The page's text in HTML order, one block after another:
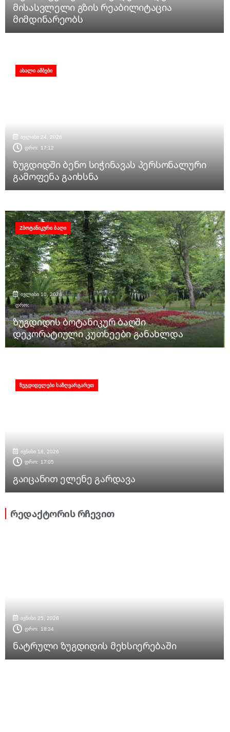
მისასვლელი გზის რეაბილიტაცია
მიმდინარეობს
ᲐᲮᲐᲚᲘ ᲐᲛᲑᲔᲑᲘ
ივლისი 24, 2026
დრო:
17:12
ზუგდიდში ბენო სიჭინავას პერსონალური
გამოფენა გაიხსნა
ZᲑᲝᲢᲐᲜᲘᲙᲣᲠᲘ ᲑᲐᲦᲘ
ივლისი 10, 2026
დრო:
ზუგდიდის ბოტანიკურ ბაღში
დეკორატიული კუთხეები განახლდა
ᲖᲣᲒᲓᲘᲓᲔᲚᲔᲑᲘ ᲡᲐᲖᲦᲕᲐᲠᲒᲐᲠᲔᲗ
ივნისი 18, 2026
დრო:
17:05
გაიცანით ელენე გარდავა
რედაქტორის რჩევით
ივნისი 25, 2026
დრო:
18:34
ნატრული ზუგდიდის მეხსიერებაში